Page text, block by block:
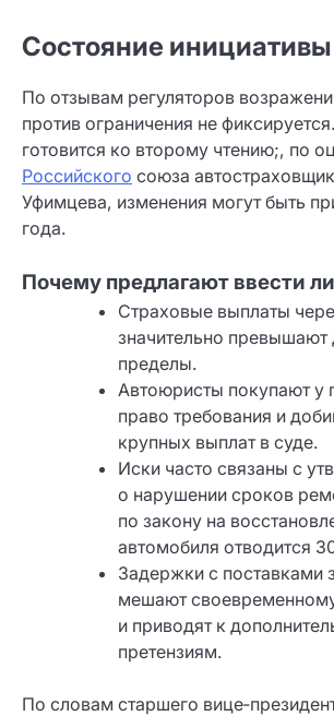
Состояние инициативы
По отзывам регуляторов
против ограничения не
готовится ко второму чтению;, по
Российского союза
Уфимцева, изменения могут быть
года.
Почему предлагают ввести
Страховые выплаты
значительно
пределы.
Автоюристы покупают у
право требования и
крупных выплат в суде.
Иски часто связаны с
о нарушении сроков
по закону на
автомобиля отводится
Задержки с поставками
мешают
и приводят к
претензиям.
По словам старшего